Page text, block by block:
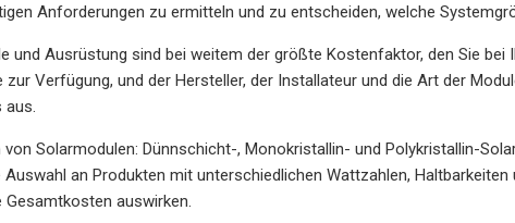
Anforderungen zu ermitteln und zu entscheiden, welche
und Ausrüstung sind bei weitem der größte Kostenfaktor, den Sie bei
Verfügung, und der Hersteller, der Installateur und die Art der
Solarmodulen: Dünnschicht-, Monokristallin- und Polykristallin-
an Produkten mit unterschiedlichen Wattzahlen,
auswirken.